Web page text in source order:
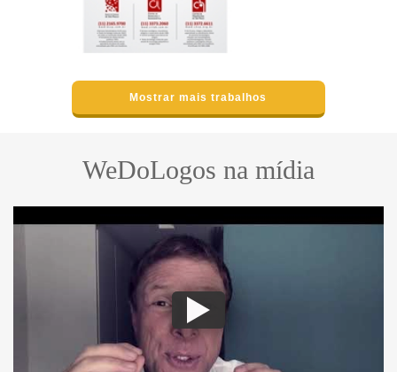
Mostrar mais trabalhos
WeDoLogos na mídia